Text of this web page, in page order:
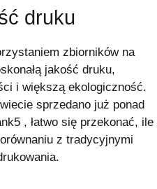
druku
zbiorników na
jakość druku,
i większą ekologiczność.
sprzedano już ponad
5, łatwo się przekonać, ile
z tradycyjnymi